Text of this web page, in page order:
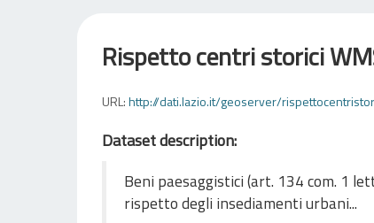
Rispetto centri storici
URL:http://dati.lazio.it/geoserver/
Dataset description:
Beni paesaggistici (art. 134 com. 1
rispetto degli insediamenti urbani...